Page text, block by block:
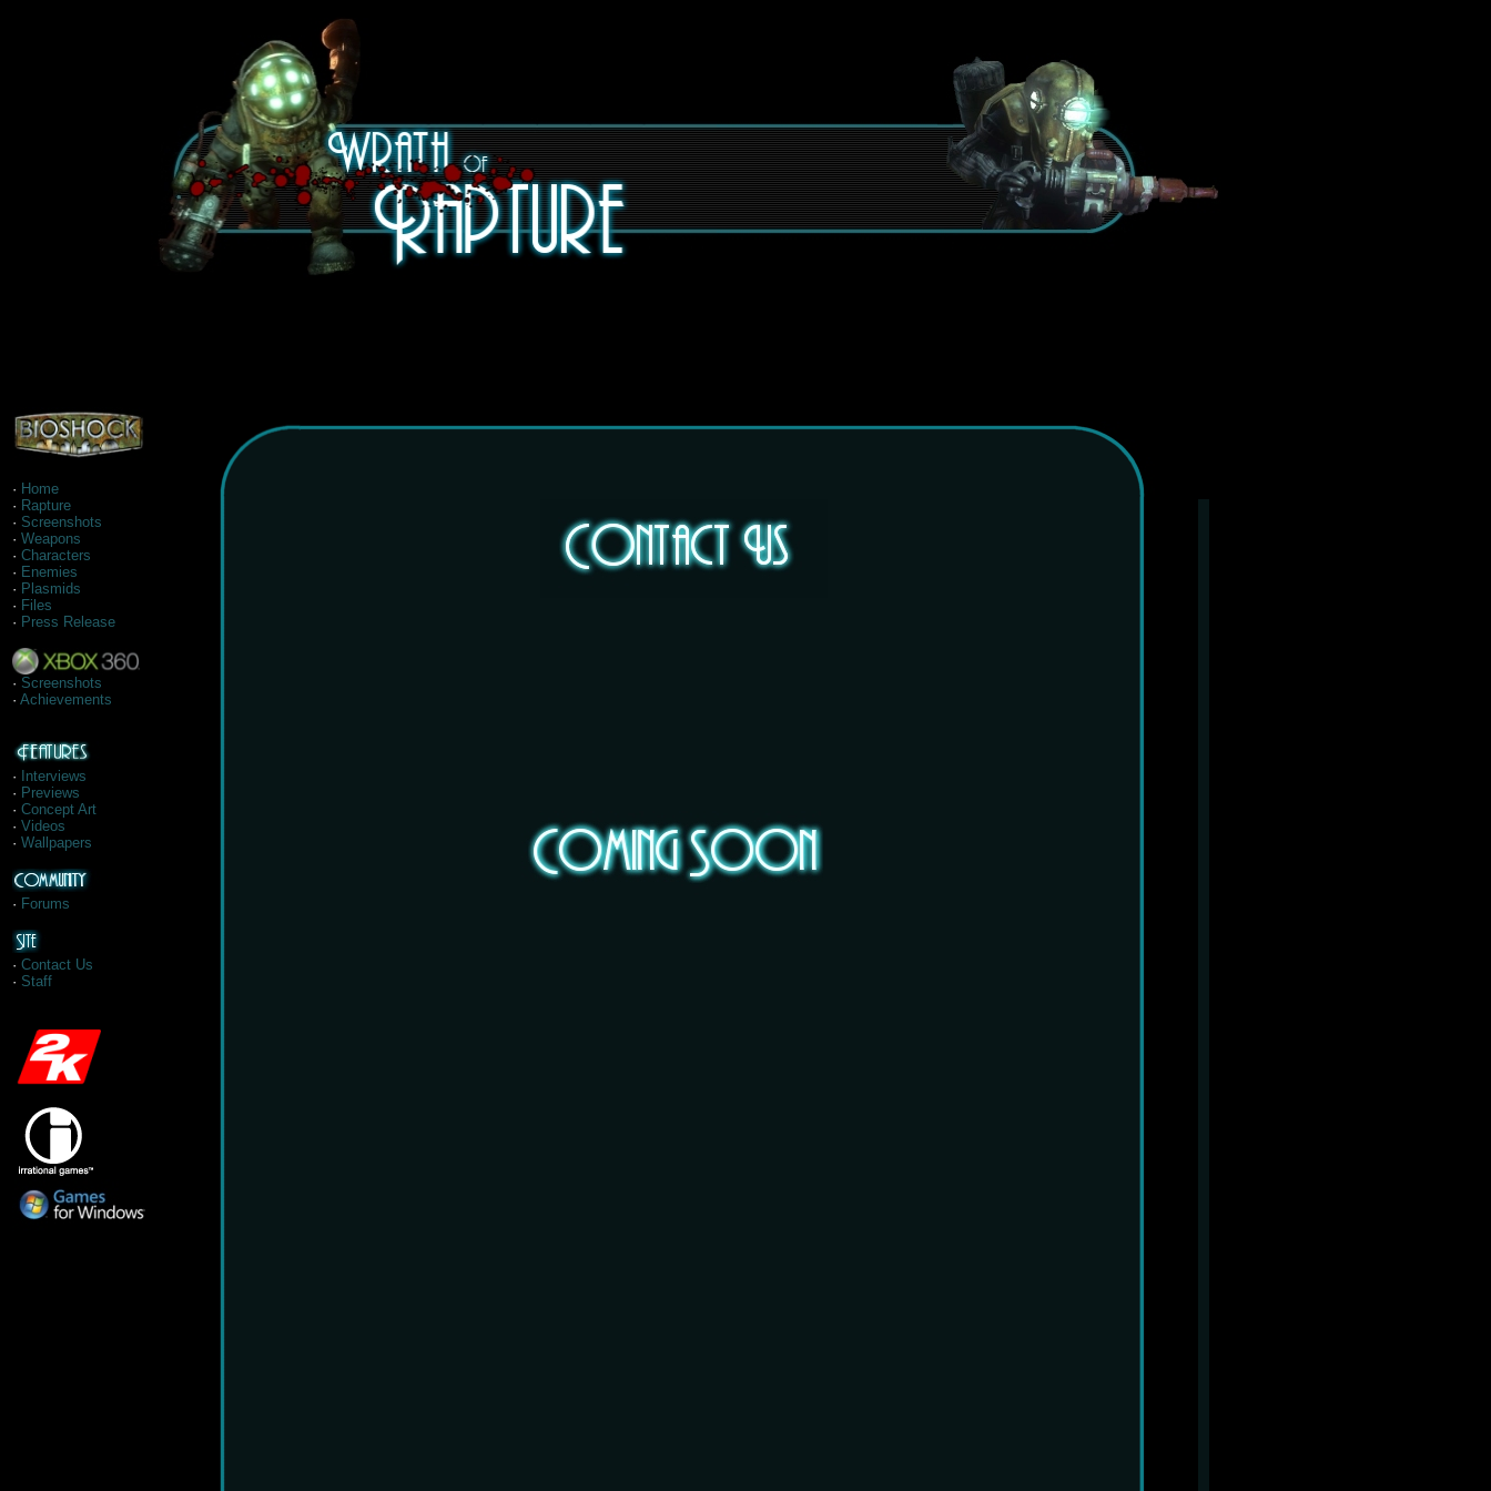
· Home
· Rapture
· Screenshots
· Weapons
· Characters
· Enemies
· Plasmids
· Files
· Press Release
· Screenshots
· Achievements
·
Interviews
· Previews
· Concept Art
· Videos
· Wallpapers
· Forums
· Contact Us
· Staff